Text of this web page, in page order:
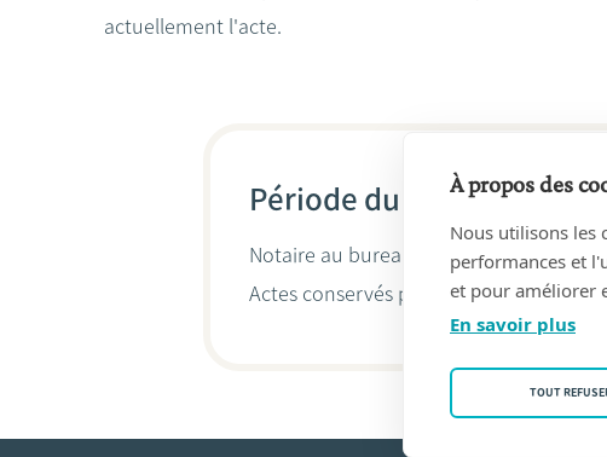
actuellement l'acte.
Période du 13/11/1986 au
Notaire au bureau Anne RUELLE &
Actes conservés par
Virginie Dubuisson
À propos des
Nous utilisons les
performances et
et pour améliorer
En savoir plus
TOUT